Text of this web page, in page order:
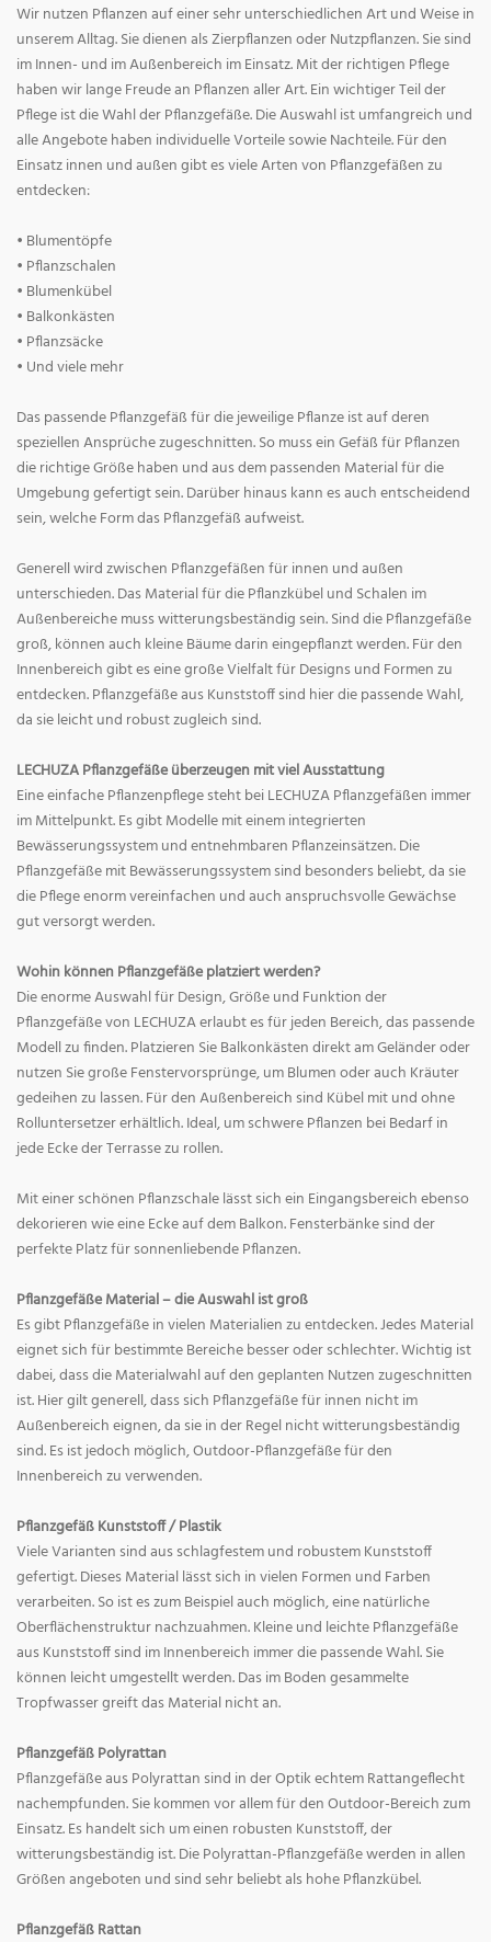
Wir nutzen Pflanzen auf einer sehr unterschiedlichen Art und Weise in
unserem Alltag. Sie dienen als Zierpflanzen oder Nutzpflanzen. Sie sind
im Innen- und im Außenbereich im Einsatz. Mit der richtigen Pflege
haben wir lange Freude an Pflanzen aller Art. Ein wichtiger Teil der
Pflege ist die Wahl der Pflanzgefäße. Die Auswahl ist umfangreich und
alle Angebote haben individuelle Vorteile sowie Nachteile. Für den
Einsatz innen und außen gibt es viele Arten von Pflanzgefäßen zu
entdecken:
• Blumentöpfe
• Pflanzschalen
• Blumenkübel
• Balkonkästen
• Pflanzsäcke
• Und viele mehr
Das passende Pflanzgefäß für die jeweilige Pflanze ist auf deren
speziellen Ansprüche zugeschnitten. So muss ein Gefäß für Pflanzen
die richtige Größe haben und aus dem passenden Material für die
Umgebung gefertigt sein. Darüber hinaus kann es auch entscheidend
sein, welche Form das Pflanzgefäß aufweist.
Generell wird zwischen Pflanzgefäßen für innen und außen
unterschieden. Das Material für die Pflanzkübel und Schalen im
Außenbereiche muss witterungsbeständig sein. Sind die Pflanzgefäße
groß, können auch kleine Bäume darin eingepflanzt werden. Für den
Innenbereich gibt es eine große Vielfalt für Designs und Formen zu
entdecken. Pflanzgefäße aus Kunststoff sind hier die passende Wahl,
da sie leicht und robust zugleich sind.
LECHUZA Pflanzgefäße überzeugen mit viel Ausstattung
Eine einfache Pflanzenpflege steht bei LECHUZA Pflanzgefäßen immer
im Mittelpunkt. Es gibt Modelle mit einem integrierten
Bewässerungssystem und entnehmbaren Pflanzeinsätzen. Die
Pflanzgefäße mit Bewässerungssystem sind besonders beliebt, da sie
die Pflege enorm vereinfachen und auch anspruchsvolle Gewächse
gut versorgt werden.
Wohin können Pflanzgefäße platziert werden?
Die enorme Auswahl für Design, Größe und Funktion der
Pflanzgefäße von LECHUZA erlaubt es für jeden Bereich, das passende
Modell zu finden. Platzieren Sie Balkonkästen direkt am Geländer oder
nutzen Sie große Fenstervorsprünge, um Blumen oder auch Kräuter
gedeihen zu lassen. Für den Außenbereich sind Kübel mit und ohne
Rolluntersetzer erhältlich. Ideal, um schwere Pflanzen bei Bedarf in
jede Ecke der Terrasse zu rollen.
Mit einer schönen Pflanzschale lässt sich ein Eingangsbereich ebenso
dekorieren wie eine Ecke auf dem Balkon. Fensterbänke sind der
perfekte Platz für sonnenliebende Pflanzen.
Pflanzgefäße Material – die Auswahl ist groß
Es gibt Pflanzgefäße in vielen Materialien zu entdecken. Jedes Material
eignet sich für bestimmte Bereiche besser oder schlechter. Wichtig ist
dabei, dass die Materialwahl auf den geplanten Nutzen zugeschnitten
ist. Hier gilt generell, dass sich Pflanzgefäße für innen nicht im
Außenbereich eignen, da sie in der Regel nicht witterungsbeständig
sind. Es ist jedoch möglich, Outdoor-Pflanzgefäße für den
Innenbereich zu verwenden.
Pflanzgefäß Kunststoff / Plastik
Viele Varianten sind aus schlagfestem und robustem Kunststoff
gefertigt. Dieses Material lässt sich in vielen Formen und Farben
verarbeiten. So ist es zum Beispiel auch möglich, eine natürliche
Oberflächenstruktur nachzuahmen. Kleine und leichte Pflanzgefäße
aus Kunststoff sind im Innenbereich immer die passende Wahl. Sie
können leicht umgestellt werden. Das im Boden gesammelte
Tropfwasser greift das Material nicht an.
Pflanzgefäß Polyrattan
Pflanzgefäße aus Polyrattan sind in der Optik echtem Rattangeflecht
nachempfunden. Sie kommen vor allem für den Outdoor-Bereich zum
Einsatz. Es handelt sich um einen robusten Kunststoff, der
witterungsbeständig ist. Die Polyrattan-Pflanzgefäße werden in allen
Größen angeboten und sind sehr beliebt als hohe Pflanzkübel.
Pflanzgefäß Rattan